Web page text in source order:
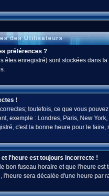
des Utilisateurs
préférences ?
êtes enregistré) sont stockées dans
!
toutefois, ce que vous
exemple : Londres, Paris, New
c'est la bonne heure pour le
l'heure est toujours incorrecte !
bon fuseau horaire et que l'heure
l'heure sera décalée d'une heure par